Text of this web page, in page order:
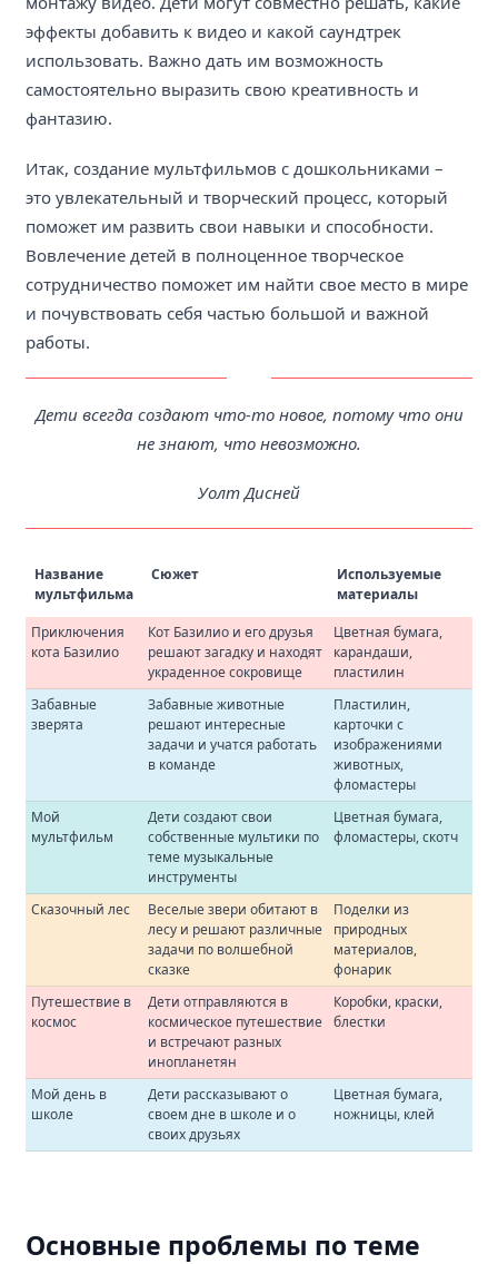
эффекты добавить к видео и какой саундтрек
использовать. Важно дать им возможность
самостоятельно выразить свою креативность и
фантазию.
Итак, создание мультфильмов с дошкольниками –
это увлекательный и творческий процесс, который
поможет им развить свои навыки и способности.
Вовлечение детей в полноценное творческое
сотрудничество поможет им найти свое место в мире
и почувствовать себя частью большой и важной
работы.
Дети всегда создают что-то новое, потому что они
не знают, что невозможно.
Уолт Дисней
Название
мультфильма
Сюжет
Используемые
материалы
Приключения
кота Базилио
Кот Базилио и его друзья
решают загадку и находят
украденное сокровище
Цветная бумага,
карандаши,
пластилин
Забавные
зверята
Забавные животные
решают интересные
задачи и учатся работать
в команде
Пластилин,
карточки с
изображениями
животных,
фломастеры
Мой
мультфильм
Дети создают свои
собственные мультики по
теме музыкальные
инструменты
Цветная бумага,
фломастеры, скотч
Сказочный лес
Веселые звери обитают в
лесу и решают различные
задачи по волшебной
сказке
Поделки из
природных
материалов,
фонарик
Путешествие в
космос
Дети отправляются в
космическое путешествие
и встречают разных
инопланетян
Коробки, краски,
блестки
Мой день в
школе
Дети рассказывают о
своем дне в школе и о
своих друзьях
Цветная бумага,
ножницы, клей
Основные проблемы по теме